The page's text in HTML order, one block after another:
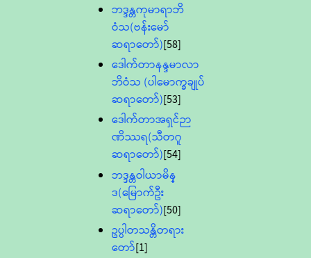
ဘဒ္ဒန္တကုမာရာဘိ
ဝံသ(ဗန်းမော်
ဆရာတော်)[58]
ဒေါက်တာနန္ဒမာလာ
ဘိဝံသ (ပါမောက္ခချုပ်
ဆရာတော်)[53]
ဒေါက်တာအရှင်ဉာ
ဏိဿရ(သီတဂူ
ဆရာတော်)[54]
ဘဒ္ဒန္တဝါယာမိန္
ဒ(မြောက်ဦး
ဆရာတော်)[50]
ဥပ္ပါတသန္တိတရား
တော်[1]